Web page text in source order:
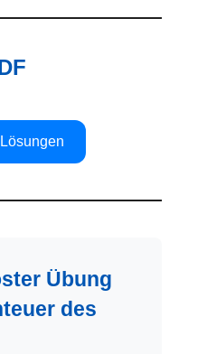
Übung
des